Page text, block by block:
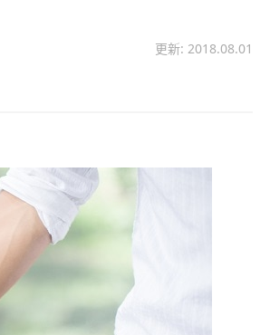
更新: 2018.08.01